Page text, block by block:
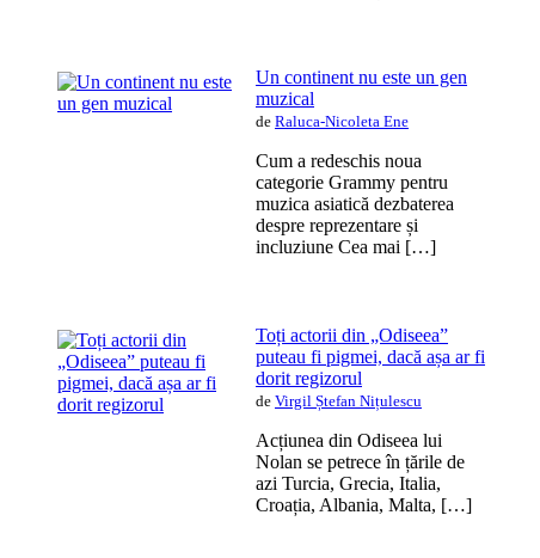
Un continent nu este un gen
muzical
de Raluca-Nicoleta Ene
Cum a redeschis noua
categorie Grammy pentru
muzica asiatică dezbaterea
despre reprezentare și
incluziune Cea mai […]
Toți actorii din „Odiseea”
puteau fi pigmei, dacă așa ar fi
dorit regizorul
de Virgil Ștefan Nițulescu
Acțiunea din Odiseea lui
Nolan se petrece în țările de
azi Turcia, Grecia, Italia,
Croația, Albania, Malta, […]